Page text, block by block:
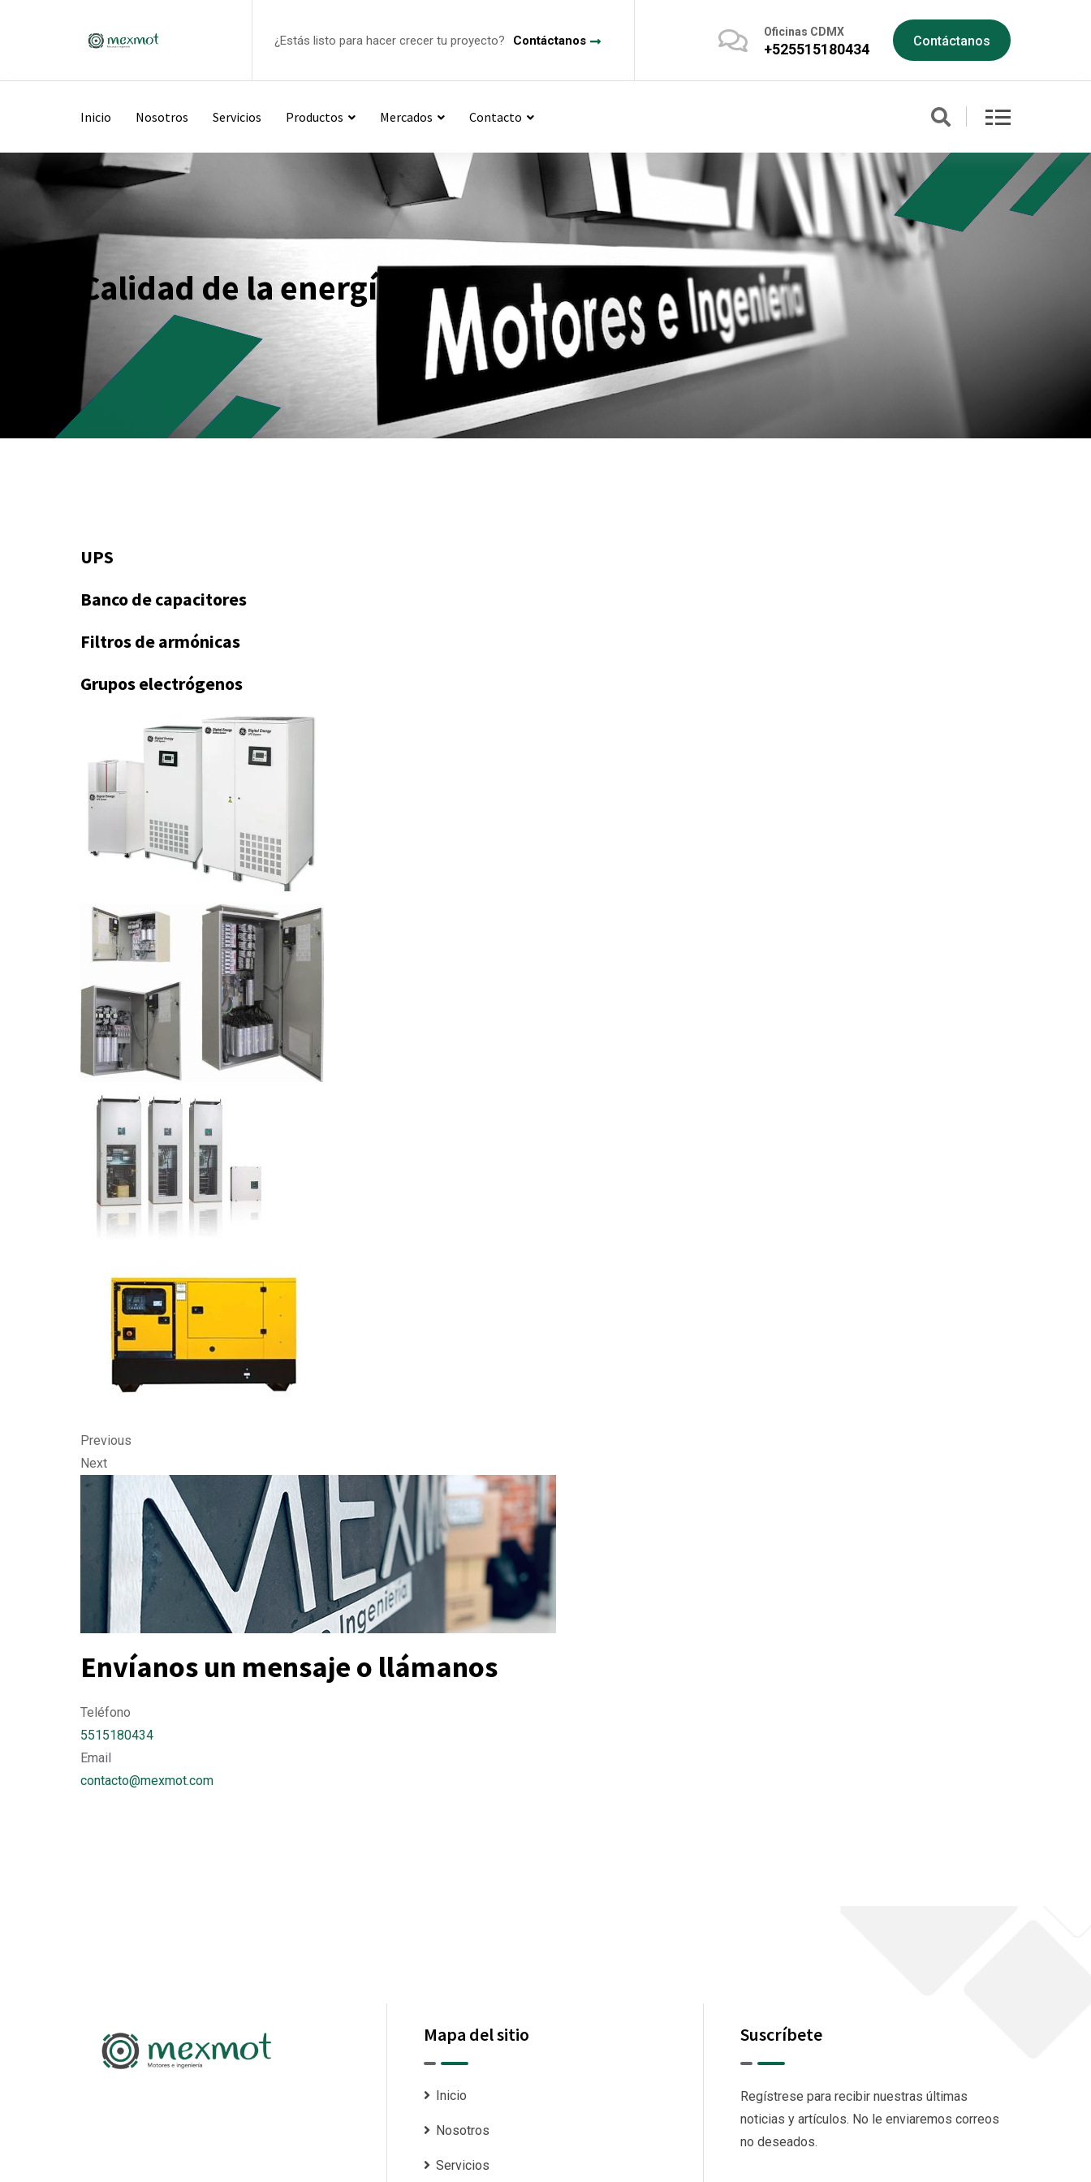
¿Estás listo para hacer crecer tu proyecto? Contáctanos
Oficinas CDMX
+525515180434 Contáctanos
Inicio Nosotros Servicios Productos Mercados Contacto
Calidad de la energía
UPS
Banco de capacitores
Filtros de armónicas
Grupos electrógenos
Previous
Next
Envíanos un mensaje o llámanos
Teléfono
5515180434
Email
contacto@mexmot.com
Mapa del sitio
Inicio
Nosotros
Servicios
Suscríbete
Regístrese para recibir nuestras últimas
noticias y artículos. No le enviaremos correos
no deseados.